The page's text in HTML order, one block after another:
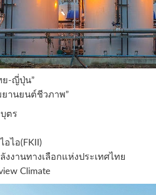
ย-ญี่ปุ่น”
านยนต์ชีวภาพ”
ตร
อไอ(FKII)
งานทางเลือกแห่งประเทศไทย
Climate